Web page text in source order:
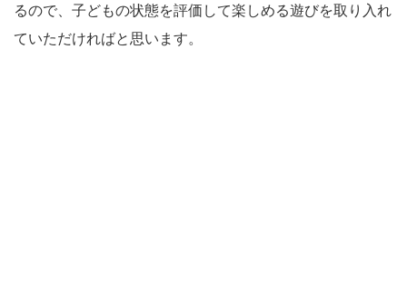
るので、子どもの状態を評価して楽しめる遊びを取り入れ
ていただければと思います。